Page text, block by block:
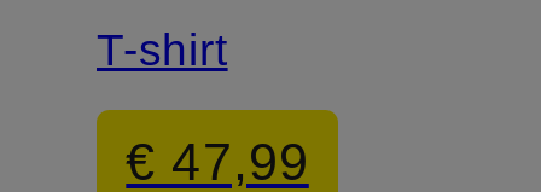
T-shirt
€ 47,99